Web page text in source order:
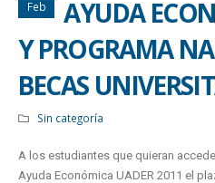
Feb
AYUDA
Y PROGRAMA
BECAS
Sin categoría
A los estudiantes que quieran
Ayuda Económica UADER 2011 el